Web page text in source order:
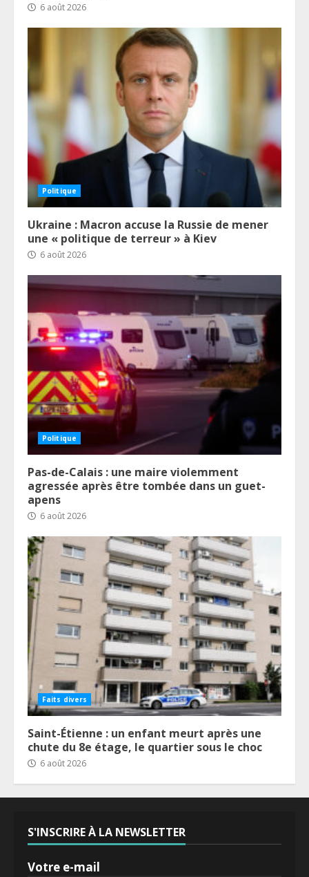
6 août 2026
Politique
Ukraine : Macron accuse la Russie de mener
une « politique de terreur » à Kiev
6 août 2026
Politique
Pas-de-Calais : une maire violemment
agressée après être tombée dans un guet-
apens
6 août 2026
Faits divers
Saint-Étienne : un enfant meurt après une
chute du 8e étage, le quartier sous le choc
6 août 2026
S'INSCRIRE À LA NEWSLETTER
Votre e-mail